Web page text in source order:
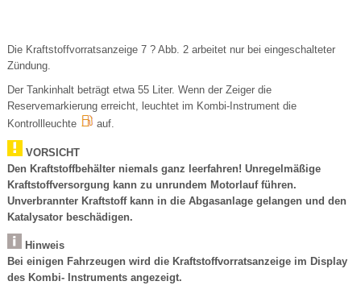
Die Kraftstoffvorratsanzeige 7 ? Abb. 2 arbeitet nur bei eingeschalteter
Zündung.
Der Tankinhalt beträgt etwa 55 Liter. Wenn der Zeiger die
Reservemarkierung erreicht, leuchtet im Kombi-Instrument die
Kontrollleuchte
auf.
VORSICHT
Den Kraftstoffbehälter niemals ganz leerfahren! Unregelmäßige
Kraftstoffversorgung kann zu unrundem Motorlauf führen.
Unverbrannter Kraftstoff kann in die Abgasanlage gelangen und den
Katalysator beschädigen.
Hinweis
Bei einigen Fahrzeugen wird die Kraftstoffvorratsanzeige im Display
des Kombi- Instruments angezeigt.